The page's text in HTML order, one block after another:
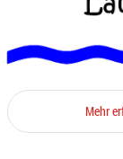
Mehr